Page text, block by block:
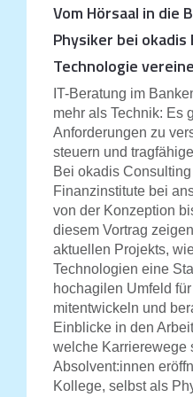
Vom Hörsaal in die
Physiker bei
Technologie
IT-Beratung im
mehr als Technik: Es
Anforderungen zu
steuern und
Bei okadis
Finanzinstitute bei
von der Konzeption
diesem Vortrag
aktuellen Projekts,
Technologien eine
hochagilen Umfeld
mitentwickeln und
Einblicke in den
welche Karrierewege
Absolvent:innen
Kollege, selbst als